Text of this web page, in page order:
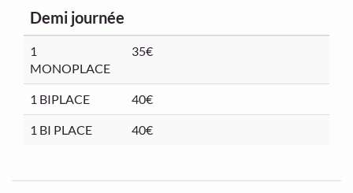
Demi journée
1
MONOPLACE
35€
1 BIPLACE 40€
1 BI PLACE 40€